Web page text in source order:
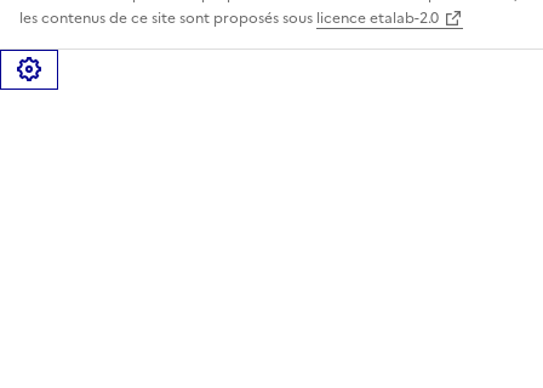
les contenus de ce site sont proposés sous licence etalab-2.0
Gérer les cookies